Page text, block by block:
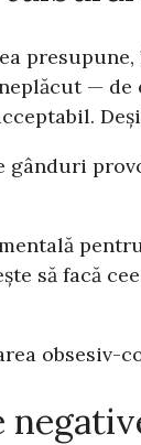
—
să facă
obsesiv-